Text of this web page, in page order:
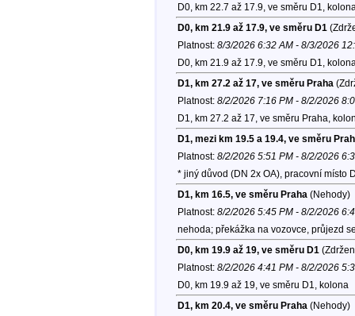
D0, km 22.7 až 17.9, ve směru D1,
D0, km 21.9 až 17.9, ve směru D1
Platnost: 8/3/2026 6:32 AM - 8/3/2026
D0, km 21.9 až 17.9, ve směru D1,
D1, km 27.2 až 17, ve směru Praha
Platnost: 8/2/2026 7:16 PM - 8/2/2026
D1, km 27.2 až 17, ve směru Praha,
D1, mezi km 19.5 a 19.4, ve směru
Platnost: 8/2/2026 5:51 PM - 8/2/2026
* jiný důvod (DN 2x OA), pracovní místo
D1, km 16.5, ve směru Praha (Nehody)
Platnost: 8/2/2026 5:45 PM - 8/2/2026
nehoda; překážka na vozovce, průjezd
D0, km 19.9 až 19, ve směru D1
Platnost: 8/2/2026 4:41 PM - 8/2/2026
D0, km 19.9 až 19, ve směru D1, kolona
D1, km 20.4, ve směru Praha (Nehody)